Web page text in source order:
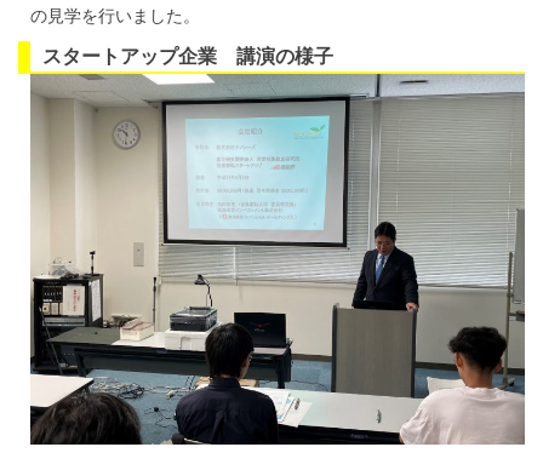
の見学を行いました。
スタートアップ企業 講演の様子